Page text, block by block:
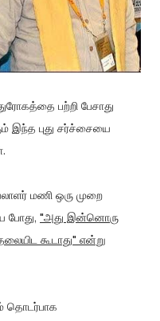
பற்றி பேசாது
இந்த புது சர்ச்சையை
மணி ஒரு முறை
போது, "அது இன்னொரு
கூடாது" என்று
தொடர்பாக